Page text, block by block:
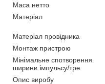
Маса нетто
Матеріал
Матеріал провідника
Монтаж пристрою
Мінімальне спотворення
ширини імпульсу/тре
Опис виробу